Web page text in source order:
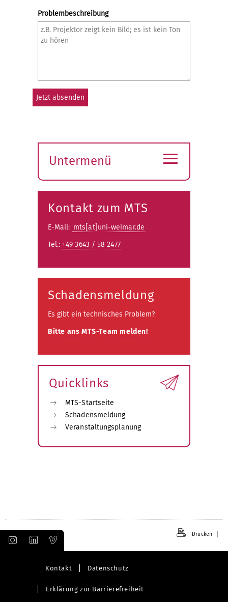
Problembeschreibung
Untermenü
öffnen
≡
Kontakt zum MTS
E-Mail: mts[at]uni-weimar.de
Tel.: +49 3643 / 58 2477
Schadensmeldung
Es gibt ein technisches Problem?
Bitte ans MTS-Team melden!
Quicklinks
MTS-Startseite
Schadensmeldung
Veranstaltungsplanung
Drucken
Kontakt Datenschutz
Erklärung zur Barrierefreiheit